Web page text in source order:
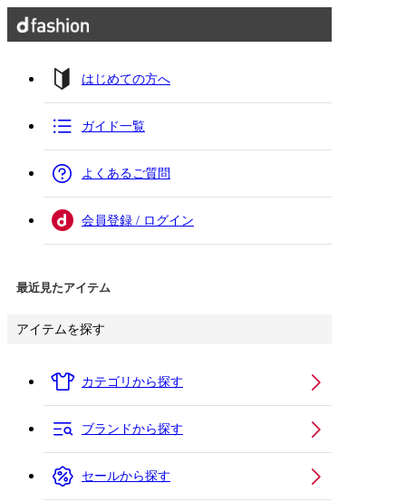
はじめての方へ
ガイド一覧
よくあるご質問
会員登録 / ログイン
最近見たアイテム
アイテムを探す
カテゴリから探す
ブランドから探す
セールから探す